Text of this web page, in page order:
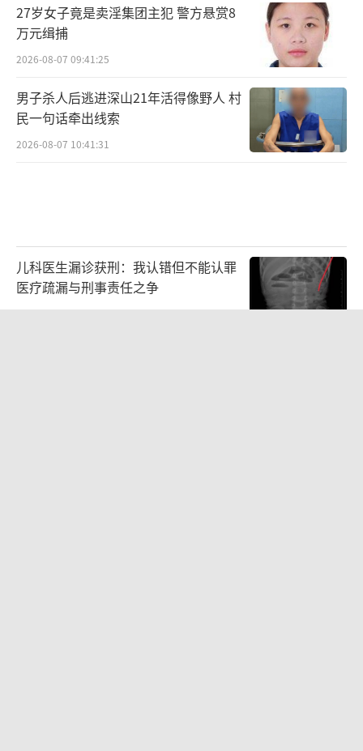
27岁女子竟是卖淫集团主犯 警方悬赏8
万元缉捕
2026-08-07 09:41:25
男子杀人后逃进深山21年活得像野人 村
民一句话牵出线索
2026-08-07 10:41:31
儿科医生漏诊获刑：我认错但不能认罪
医疗疏漏与刑事责任之争
2026-08-06 13:45:15